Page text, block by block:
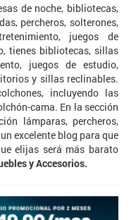
de noche, bibliotecas,
percheros, solterones,
juegos de
tienes bibliotecas, sillas
juegos de estudio,
y sillas reclinables.
incluyendo las
cama. En la sección
lámparas, percheros,
excelente blog para que
elijas será más barato
y Accesorios.